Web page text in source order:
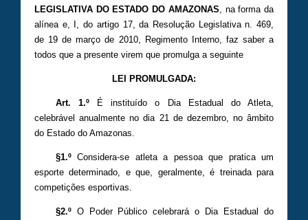
LEGISLATIVA DO ESTADO DO AMAZONAS , na forma da
alínea e, I, do artigo 17, da Resolução Legislativa n. 469,
de 19 de março de 2010, Regimento Interno, faz saber a
todos que a presente virem que promulga a seguinte
LEI PROMULGADA:
Art. 1.ºÉ instituído o Dia Estadual do Atleta,
celebrável anualmente no dia 21 de dezembro, no âmbito
do Estado do Amazonas.
§1.ºConsidera-se atleta a pessoa que pratica um
esporte determinado, e que, geralmente, é treinada para
competições esportivas.
§2.ºO Poder Público celebrará o Dia Estadual do